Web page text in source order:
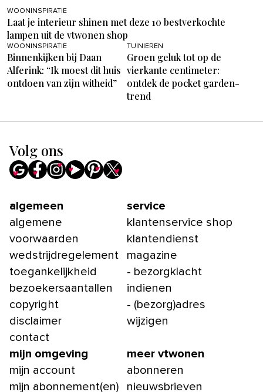
WOONINSPIRATIE
Laat je interieur shinen met deze 10 bestverkochte
lampen uit de vtwonen shop
WOONINSPIRATIE
Binnenkijken bij Daan
Alferink: “Ik moest dit huis
ontdoen van zijn witheid”
TUINIEREN
Groen geluk tot op de
vierkante centimeter:
ontdek de pocket garden-
trend
Volg ons
algemeen
algemene
voorwaarden
wedstrijdregelement
toegankelijkheid
bezoekersaantallen
copyright
disclaimer
contact
service
klantenservice shop
klantendienst
magazine
- bezorgklacht
indienen
- (bezorg)adres
wijzigen
mijn omgeving
mijn account
mijn abonnement(en)
meer vtwonen
abonneren
nieuwsbrieven